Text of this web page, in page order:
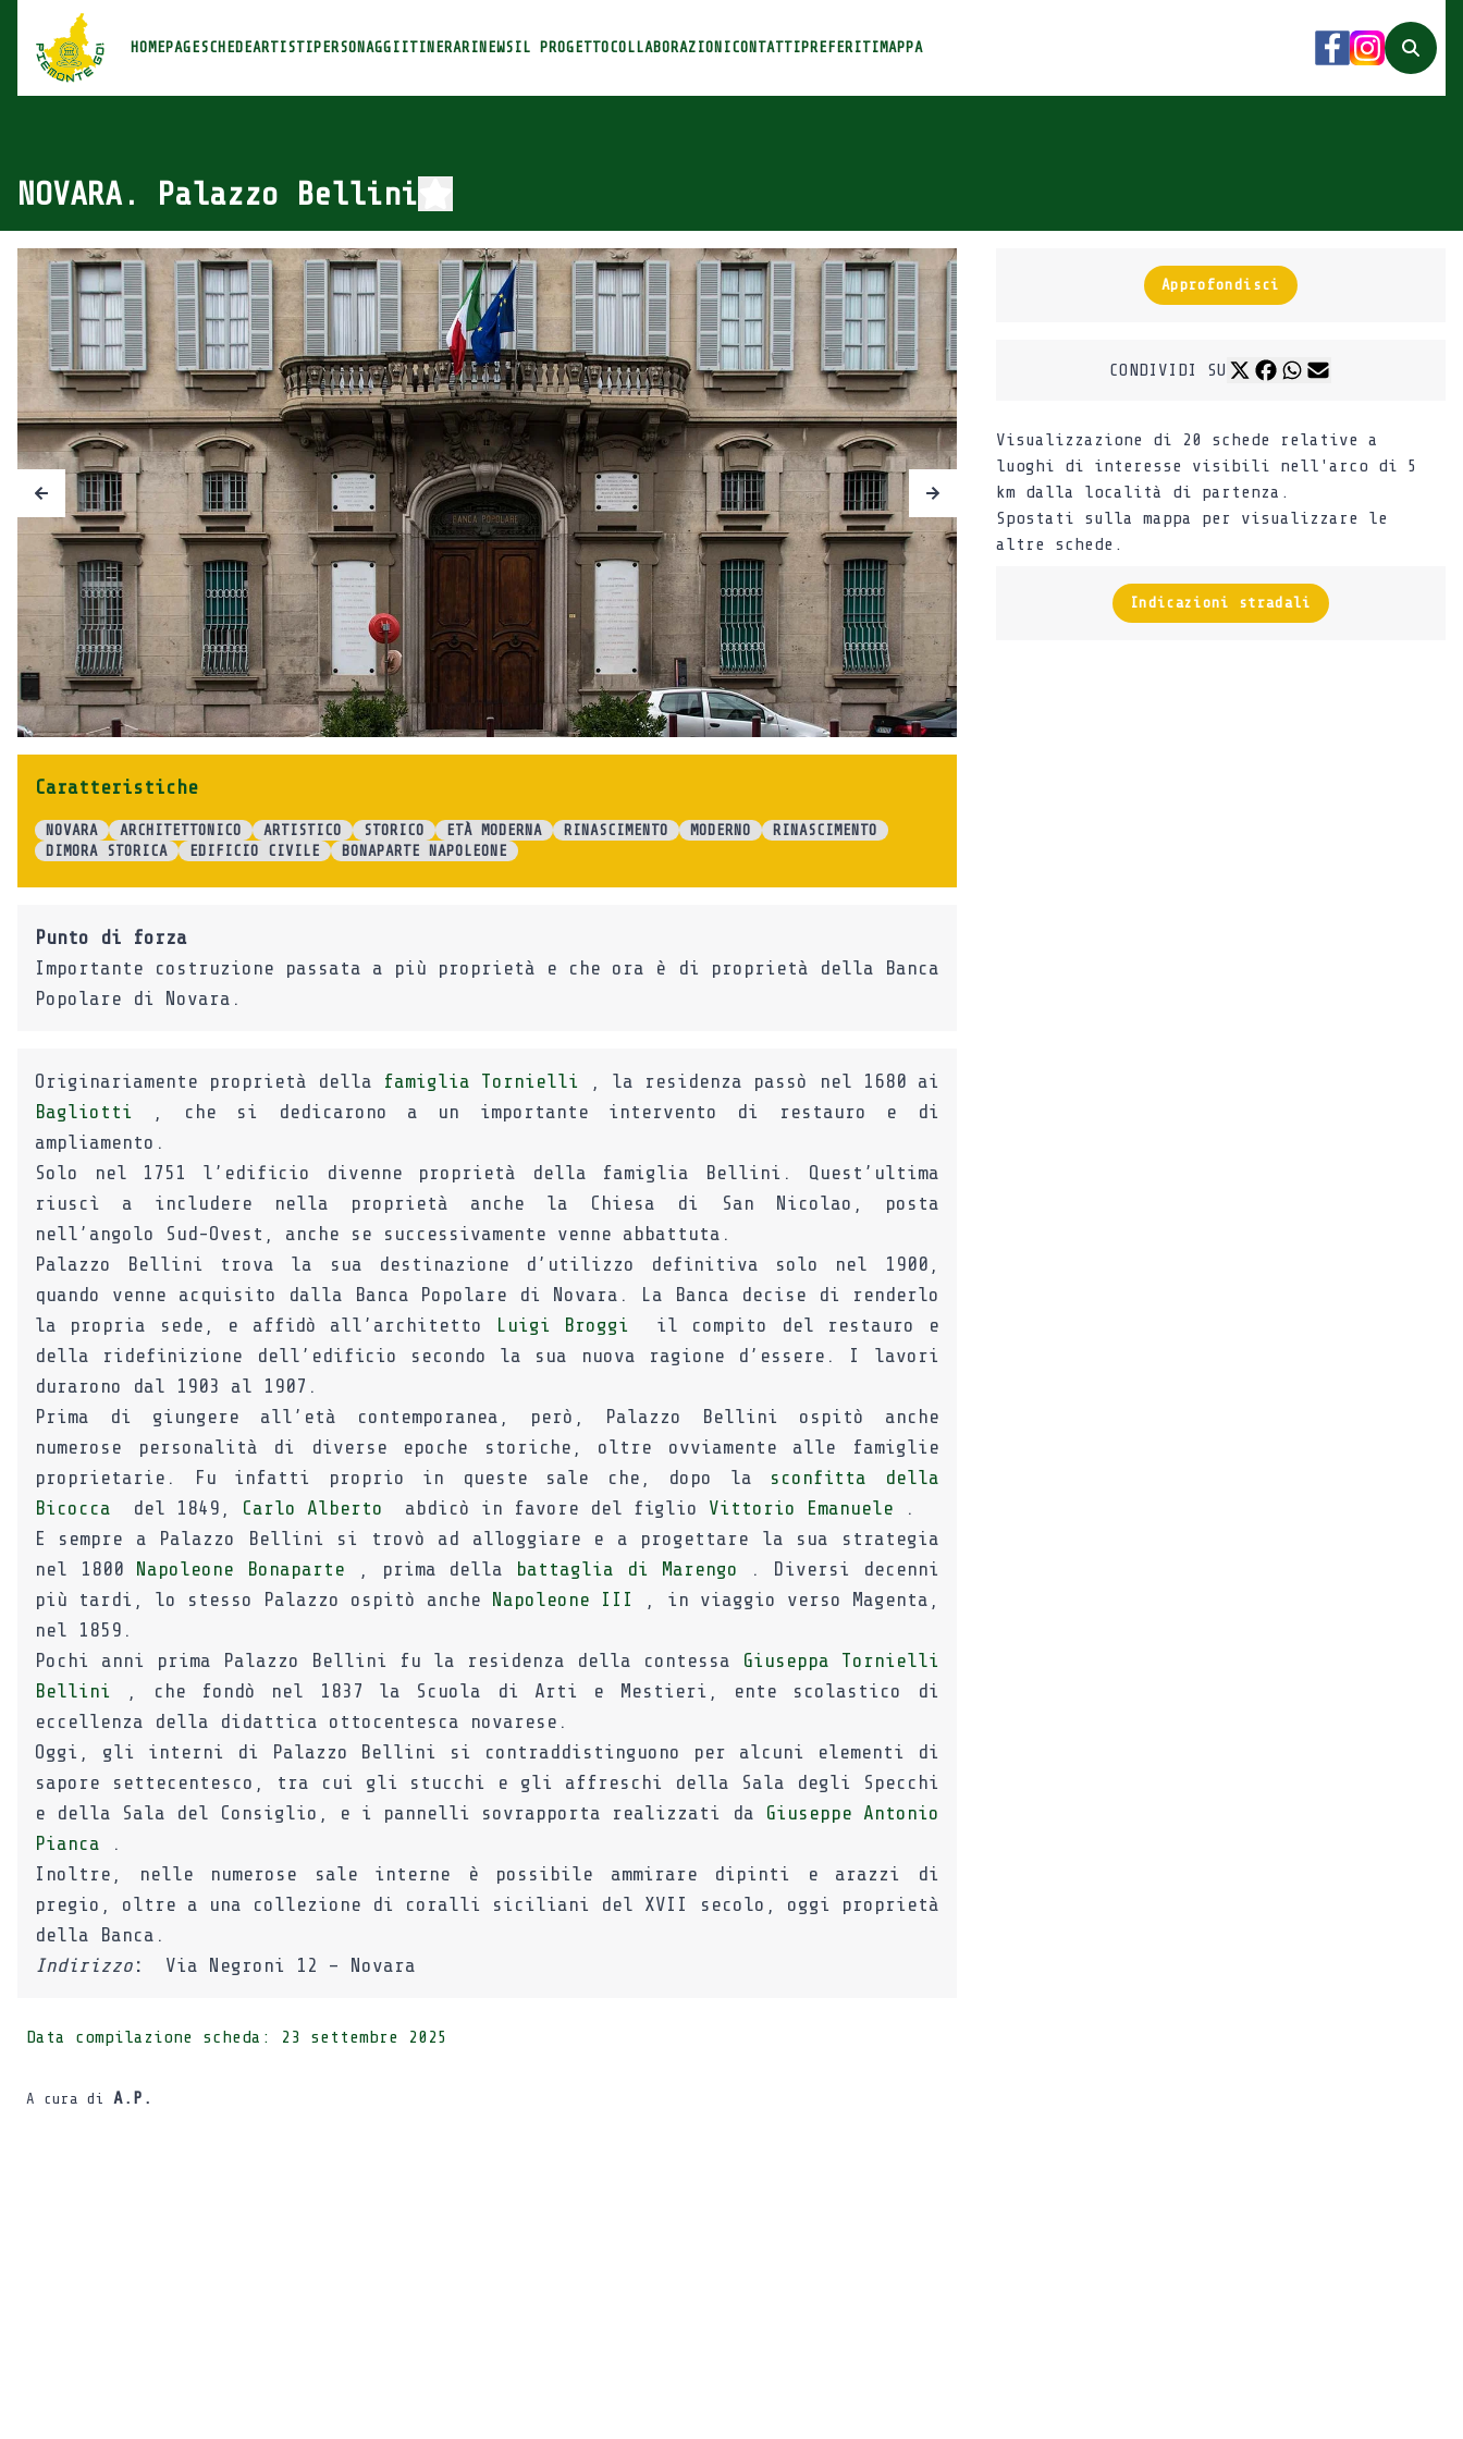
Piemonte Go!
HOMEPAGESCHEDEARTISTI PERSONAGGI ITINERARI NEWS IL PROGETTOCOLLABORAZIONICONTATTI PREFERITI MAPPA Facebook
Instagram
Search
NOVARA. Palazzo Bellini
Caratteristiche
NOVARA ARCHITETTONICO ARTISTICO STORICO ETÀ MODERNA RINASCIMENTO MODERNO
RINASCIMENTO
DIMORA STORICA
EDIFICIO CIVILE BONAPARTE NAPOLEONE
Punto di forza
Importante costruzione passata a più proprietà e che ora è di proprietà della Banca
Popolare di Novara.
Originariamente proprietà della famiglia Tornielli , la residenza passò nel 1680 ai
Bagliotti , che si dedicarono a un importante intervento di restauro e di
ampliamento.
Solo nel 1751 l’edificio divenne proprietà della famiglia Bellini. Quest’ultima
riuscì a includere nella proprietà anche la Chiesa di San Nicolao, posta
nell’angolo Sud-Ovest, anche se successivamente venne abbattuta.
Palazzo Bellini trova la sua destinazione d’utilizzo definitiva solo nel 1900,
quando venne acquisito dalla Banca Popolare di Novara. La Banca decise di renderlo
la propria sede, e affidò all’architetto
Luigi Broggi il compito del restauro e
della ridefinizione dell’edificio secondo la sua nuova ragione d’essere. I lavori
durarono dal 1903 al 1907.
Prima di giungere all’età contemporanea, però, Palazzo Bellini ospitò anche
numerose personalità di diverse epoche storiche, oltre ovviamente alle famiglie
proprietarie. Fu infatti proprio in queste sale che, dopo la sconfitta della
Bicocca del 1849, Carlo Alberto abdicò in favore del figlio Vittorio Emanuele .
E sempre a Palazzo Bellini si trovò ad alloggiare e a progettare la sua strategia
nel 1800 Napoleone Bonaparte , prima della battaglia di Marengo . Diversi decenni
più tardi, lo stesso Palazzo ospitò anche Napoleone III
, in viaggio verso Magenta,
nel 1859.
Pochi anni prima Palazzo Bellini fu la residenza della contessa
Giuseppa Tornielli
Bellini , che fondò nel 1837 la Scuola di Arti e Mestieri, ente scolastico di
eccellenza della didattica ottocentesca novarese.
Oggi, gli interni di Palazzo Bellini si contraddistinguono per alcuni elementi di
sapore settecentesco, tra cui gli stucchi e gli affreschi della Sala degli Specchi
e della Sala del Consiglio, e i pannelli sovrapporta realizzati da
Giuseppe Antonio
Pianca .
Inoltre, nelle numerose sale interne è possibile ammirare dipinti e arazzi di
pregio, oltre a una collezione di coralli siciliani del XVII secolo, oggi proprietà
della Banca.
Indirizzo : Via Negroni 12 – Novara
Data compilazione scheda: 23 settembre 2025
A cura di A.P.
Approfondisci
CONDIVIDI SU
Visualizzazione di 20 schede relative a
luoghi di interesse visibili nell'arco di 5
km dalla località di partenza.
Spostati sulla mappa per visualizzare le
altre schede.
Indicazioni stradali